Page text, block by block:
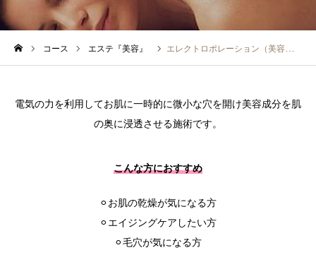
コース エステ『美容』 エレクトロポレーション（美容液導入）
電気の力を利用してお肌に一時的に微小な穴を開け美容成分を肌
の奥に浸透させる施術です。
こんな方におすすめ
⚪︎お肌の乾燥が気になる方
⚪︎エイジングケアしたい方
⚪︎毛穴が気になる方
ボタン
ホーム
整骨院『健康』